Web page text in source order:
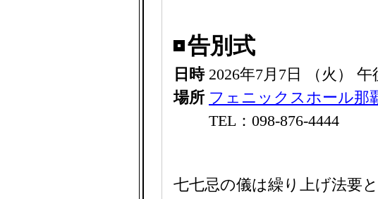
告別式
日時 2026年7月7日 （火）
場所 フェニックスホール那
TEL：098-876-4444
七七忌の儀は繰り上げ法要